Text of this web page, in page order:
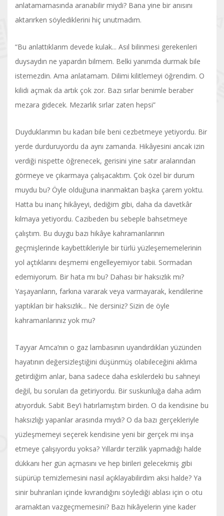
anlatamamasında aranabilir miydi? Bana yine bir anısını
aktarırken söylediklerini hiç unutmadım.
“Bu anlattıklarım devede kulak... Asıl bilinmesi gerekenleri
duysaydın ne yapardın bilmem. Belki yanımda durmak bile
istemezdin. Ama anlatamam. Dilimi kilitlemeyi öğrendim. O
kilidi açmak da artık çok zor. Bazı sırlar benimle beraber
mezara gidecek. Mezarlık sırlar zaten hepsi”
Duyduklarımın bu kadarı bile beni cezbetmeye yetiyordu. Bir
yerde durduruyordu da aynı zamanda. Hikâyesini ancak izin
verdiği nispette öğrenecek, gerisini yine satır aralarından
görmeye ve çıkarmaya çalışacaktım. Çok özel bir durum
muydu bu? Öyle olduğuna inanmaktan başka çarem yoktu.
Hatta bu inanç hikâyeyi, dediğim gibi, daha da davetkâr
kılmaya yetiyordu. Cazibeden bu sebeple bahsetmeye
çalıştım. Bu duygu bazı hikâye kahramanlarının
geçmişlerinde kaybettikleriyle bir türlü yüzleşememelerinin
yol açtıklarını deşmemi engelleyemiyor tabii. Sormadan
edemiyorum. Bir hata mı bu? Dahası bir haksızlık mı?
Yaşayanların, farkına vararak veya varmayarak, kendilerine
yaptıkları bir haksızlık... Ne dersiniz? Sizin de öyle
kahramanlarınız yok mu?
Tayyar Amca’nın o gaz lambasının uyandırdıkları yüzünden
hayatının değersizleştiğini düşünmüş olabileceğini aklıma
getirdiğim anlar, bana sadece daha eskilerdeki bu sahneyi
değil, bu soruları da getiriyordu. Bir suskunluğa daha adım
atıyorduk. Sabit Bey’i hatırlamıştım birden. O da kendisine bu
haksızlığı yapanlar arasında mıydı? O da bazı gerçekleriyle
yüzleşmemeyi seçerek kendisine yeni bir gerçek mi inşa
etmeye çalışıyordu yoksa? Yıllardır terzilik yapmadığı halde
dükkanı her gün açmasını ve hep birileri gelecekmiş gibi
süpürüp temizlemesini nasıl açıklayabilirdim aksi halde? Ya
sinir buhranları içinde kıvrandığını söylediği ablası için o otu
aramaktan vazgeçmemesini? Bazı hikâyelerin yine kader